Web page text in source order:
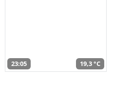
23:05 19,3 °C